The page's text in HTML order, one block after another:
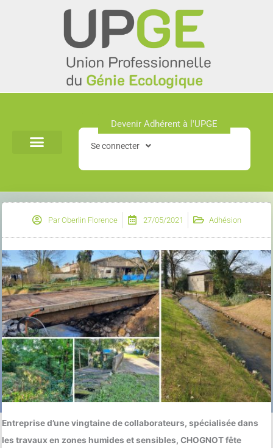
Devenir Adhérent à l'UPGE​
Se connecter
ParOberlin Florence 27/05/2021 Adhésion
Entreprise d’une vingtaine de collaborateurs, spécialisée dans
les travaux en zones humides et sensibles, CHOGNOT fête